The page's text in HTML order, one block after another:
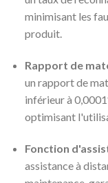
minimisant les
produit.
Rapport de
un rapport de
inférieur à
optimisant
Fonction
assistance à